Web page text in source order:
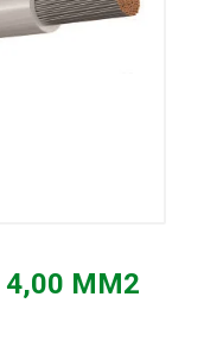
4,00 MM2